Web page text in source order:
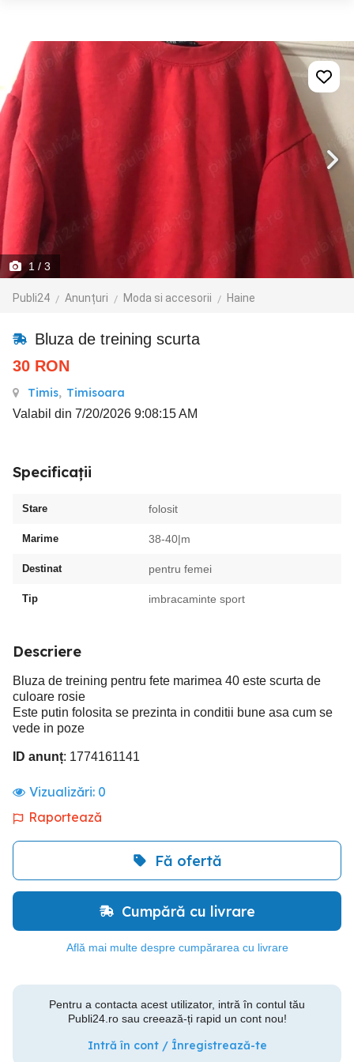
1 / 3
Publi24 Anunțuri Moda si accesorii Haine
Bluza de treining scurta
30 RON
Timis, Timisoara
Valabil din 7/20/2026 9:08:15 AM
Specificații
Stare folosit
Marime 38-40|m
Destinat pentru femei
Tip imbracaminte sport
Descriere
Bluza de treining pentru fete marimea 40 este scurta de
culoare rosie
Este putin folosita se prezinta in conditii bune asa cum se
vede in poze
ID anunț: 1774161141
Vizualizări: 0
Raportează
Fă ofertă
Cumpără cu livrare
Află mai multe despre cumpărarea cu livrare
Pentru a contacta acest utilizator, intră în contul tău
Publi24.ro sau creează-ți rapid un cont nou!
Intră în cont / Înregistrează-te